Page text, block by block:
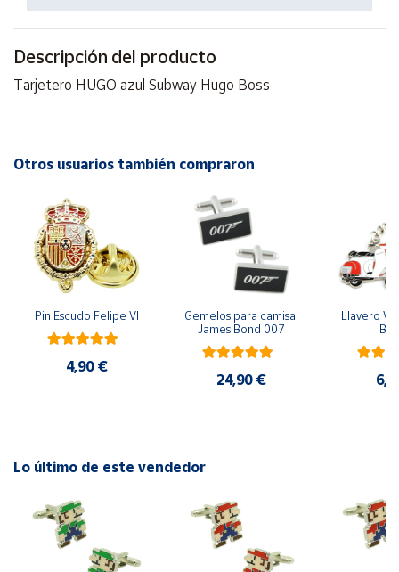
Mapa de
vendedores
Hazte
vendedor
Cuenta
Área
cliente
Ubicación
Ceuta y
Melilla
Descripción del producto
Tarjetero HUGO azul Subway Hugo Boss
Otros usuarios también compraron
Pin Escudo Felipe VI
4,90 €
Gemelos para camisa
James Bond 007
24,90 €
Llavero
Lo último de este vendedor